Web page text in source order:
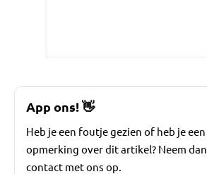
App ons!👋
Heb je een foutje gezien of heb je een
opmerking over dit artikel? Neem dan
contact met ons op.